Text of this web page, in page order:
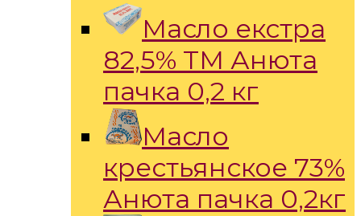
Масло екстра
82,5% ТМ Анюта
пачка 0,2 кг
Масло
крестьянское 73%
Анюта пачка 0,2кг